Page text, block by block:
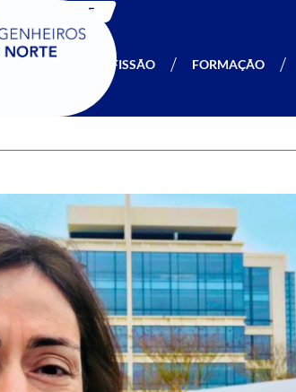
SIGOE
PROFISSÃO FORMAÇÃO